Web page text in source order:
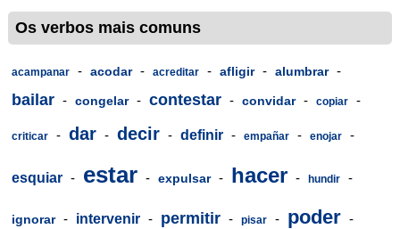
Os verbos mais comuns
acampanar - acodar - acreditar - afligir - alumbrar -
bailar - congelar - contestar - convidar - copiar -
criticar - dar - decir - definir - empañar - enojar -
esquiar - estar - expulsar - hacer - hundir -
ignorar - intervenir - permitir - pisar - poder -